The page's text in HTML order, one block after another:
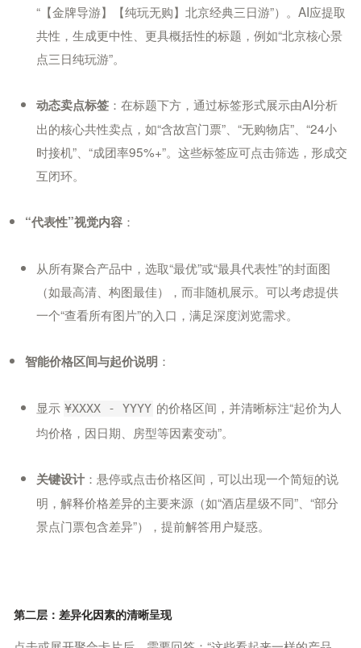
“【金牌导游】【纯玩无购】北京经典三日游”）。AI应提取
共性，生成更中性、更具概括性的标题，例如“北京核心景
点三日纯玩游”。
动态卖点标签：在标题下方，通过标签形式展示由AI分析
出的核心共性卖点，如“含故宫门票”、“无购物店”、“24小
时接机”、“成团率95%+”。这些标签应可点击筛选，形成交
互闭环。
“代表性”视觉内容：
从所有聚合产品中，选取“最优”或“最具代表性”的封面图
（如最高清、构图最佳），而非随机展示。可以考虑提供
一个“查看所有图片”的入口，满足深度浏览需求。
智能价格区间与起价说明 ：
显示 ¥XXXX - YYYY 的价格区间，并清晰标注“起价为人
均价格，因日期、房型等因素变动”。
关键设计：悬停或点击价格区间，可以出现一个简短的说
明，解释价格差异的主要来源（如“酒店星级不同”、“部分
景点门票包含差异”），提前解答用户疑惑。
第二层：差异化因素的清晰呈现